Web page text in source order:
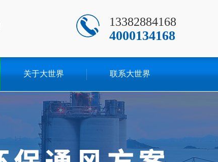
13382884168
4000134168
关于大世界 联系大世界